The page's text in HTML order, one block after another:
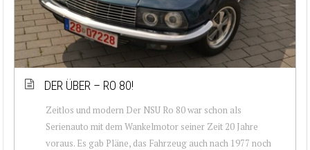
DER ÜBER – RO 80!
Zeitlos und modern Der NSU Ro 80 war schon als
Serienauto mit dem Wankelmotor seiner Zeit 20 Jahre
voraus. Es gab Pläne, das Fahrzeug auch nach 1977 noch